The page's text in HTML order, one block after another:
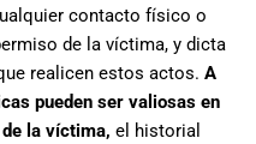
contacto físico o
de la víctima, y dicta
realicen estos actos. A
pueden ser valiosas en
la víctima, el historial